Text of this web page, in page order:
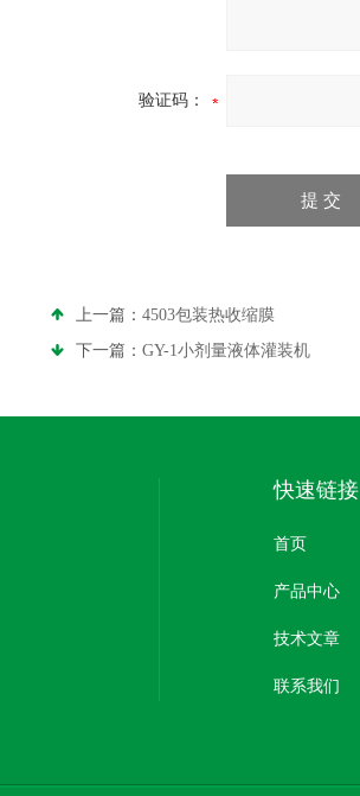
验证码：
上一篇： 4503包装热收缩膜
下一篇： GY-1小剂量液体灌装机
快速链接
首页
产品中心
技术文章
联系我们